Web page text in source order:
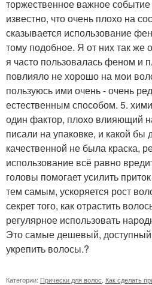
торжественное важное
известно, что очень плохо на
сказывается использование
тому подобное. Я от них так же
я часто пользовалась феном и
повлияло не хорошо на мои
пользуюсь ими очень - очень
естественным способом. 5.
один фактор, плохо влияющий
писали на упаковке, и какой бы
качественной не была краска,
использование всё равно
головы помогает усилить
тем самым, ускоряется рост
секрет того, как отрастить
регулярное использовать
Это самые дешевый,
укрепить волосы.?
Категории: Прически для волос Как сделать